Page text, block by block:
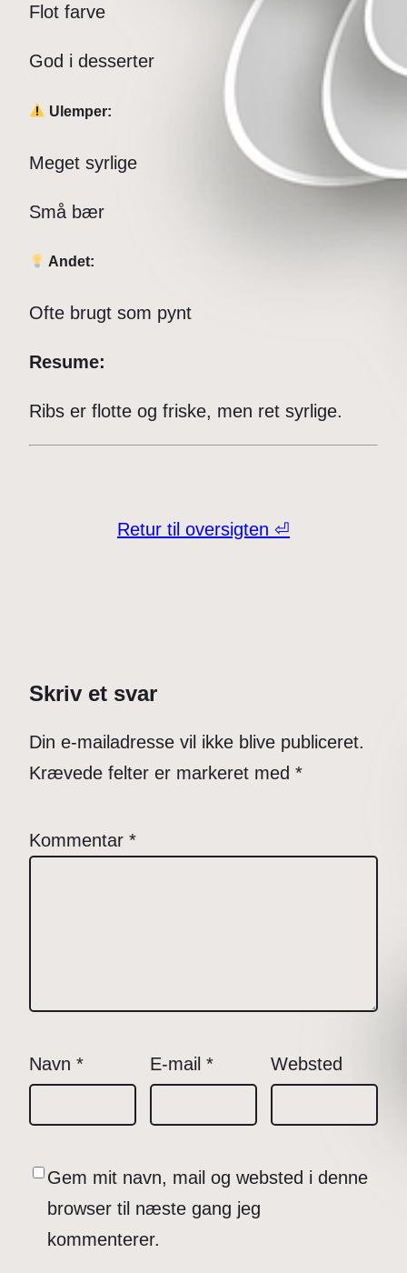
Flot farve
God i desserter
Ulemper:
Meget syrlige
Små bær
Andet:
Ofte brugt som pynt
Resume:
Ribs er flotte og friske, men ret syrlige.
Retur til oversigten ⏎
Skriv et svar
Din e-mailadresse vil ikke blive publiceret.
Krævede felter er markeret med *
Kommentar *
Navn * E-mail * Websted
Gem mit navn, mail og websted i denne
browser til næste gang jeg
kommenterer.